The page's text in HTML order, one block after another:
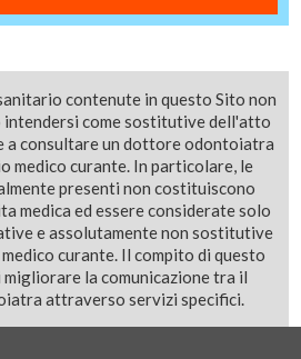
contenute in questo Sito non
intendersi come sostitutive dell'atto
a consultare un dottore odontoiatra
medico curante. In particolare, le
presenti non costituiscono
medica ed essere considerate solo
e assolutamente non sostitutive
curante. Il compito di questo
la comunicazione tra il
attraverso servizi specifici.